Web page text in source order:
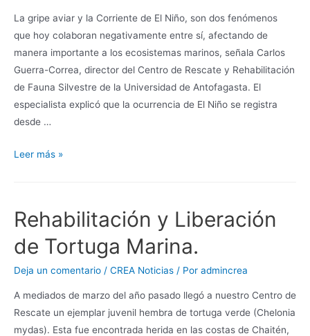
La gripe aviar y la Corriente de El Niño, son dos fenómenos
que hoy colaboran negativamente entre sí, afectando de
manera importante a los ecosistemas marinos, señala Carlos
Guerra-Correa, director del Centro de Rescate y Rehabilitación
de Fauna Silvestre de la Universidad de Antofagasta. El
especialista explicó que la ocurrencia de El Niño se registra
desde …
Leer más »
Rehabilitación y Liberación
de Tortuga Marina.
Deja un comentario / CREA Noticias / Por admincrea
A mediados de marzo del año pasado llegó a nuestro Centro de
Rescate un ejemplar juvenil hembra de tortuga verde (Chelonia
mydas). Esta fue encontrada herida en las costas de Chaitén,